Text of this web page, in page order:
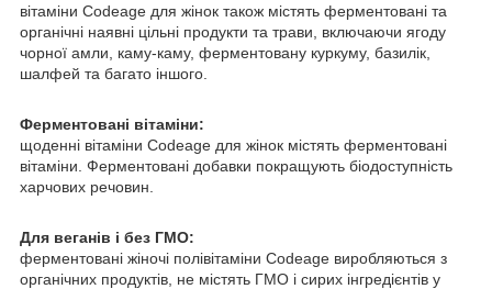
вітаміни Codeage для жінок також містять ферментовані та
органічні наявні цільні продукти та трави, включаючи ягоду
чорної амли, каму-каму, ферментовану куркуму, базилік,
шалфей та багато іншого.
Ферментовані вітаміни:
щоденні вітаміни Codeage для жінок містять ферментовані
вітаміни. Ферментовані добавки покращують біодоступність
харчових речовин.
Для веганів і без ГМО:
ферментовані жіночі полівітаміни Codeage виробляються з
органічних продуктів, не містять ГМО і сирих інгредієнтів у